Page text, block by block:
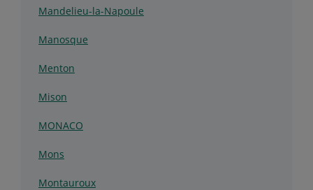
Mandelieu-la-Napoule
Manosque
Menton
Mison
MONACO
Mons
Montauroux